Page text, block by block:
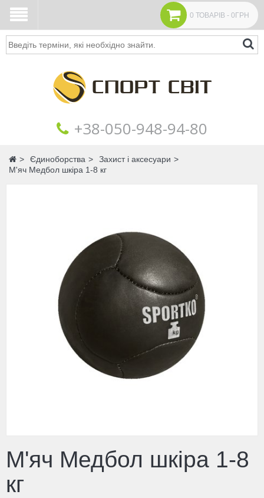
0 ТОВАРІВ - 0ГРН
Пошук
+38‎‎-050-948-94-80
Головна
Єдиноборства
Захист і аксесуари
М'яч Медбол шкіра 1-8 кг
М'яч Медбол шкіра 1-8
кг